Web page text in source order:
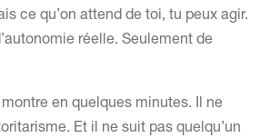
ce qu’on attend de toi, tu peux agir.
réelle. Seulement de
en quelques minutes. Il ne
Et il ne suit pas quelqu’un